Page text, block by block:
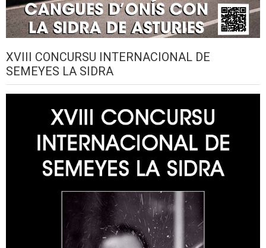
XVIII CONCURSU INTERNACIONAL DE
SEMEYES LA SIDRA